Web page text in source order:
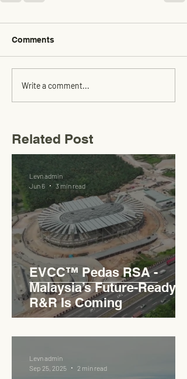
Comments
Write a comment...
Related Post
EVCC™ Pedas RSA -
Malaysia’s Future-Ready
R&R Is Coming
Levn admin
Jun 6
3 min read
Levn admin
Sep 25, 2025
2 min read